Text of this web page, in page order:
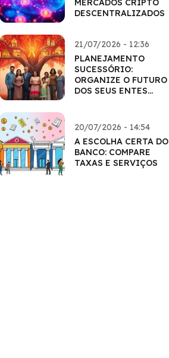
MERCADOS CRIPTO
DESCENTRALIZADOS
21/07/2026 - 12:36
PLANEJAMENTO
SUCESSÓRIO:
ORGANIZE O FUTURO
DOS SEUS ENTES
20/07/2026 - 14:54
A ESCOLHA CERTA DO
BANCO: COMPARE
TAXAS E SERVIÇOS